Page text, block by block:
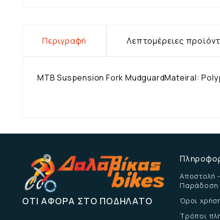
Περιγραφή Λεπτομέρειες
MTB Suspension Fork MudguardMateiral:
ΌΤΙ ΑΦΟΡΆ ΣΤΟ ΠΟΔΉΛΑΤΟ
Αποστολή
Παράδοση
Όροι
Τρόποι